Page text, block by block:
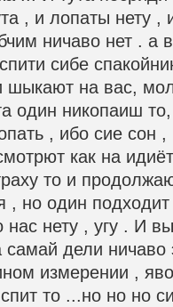
, и лопаты нету
ничаво нет .
сибе
шыкают на вас,
один никопаиш
, ибо сие сон ,
как на
то и
, но один
нас нету , угу . И
дели ничаво
измерении ,
то ...но но но